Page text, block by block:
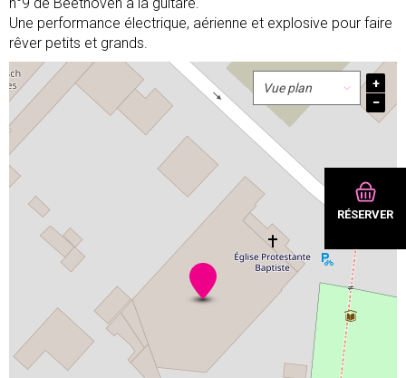
RÉSERVER
Une performance électrique, aérienne et explosive pour faire
rêver petits et grands.
+
−